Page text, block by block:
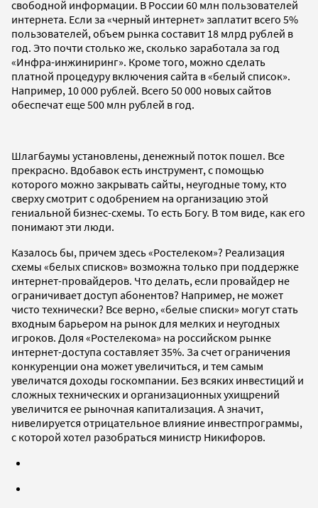
свободной информации. В России 60 млн пользователей
интернета. Если за «черный интернет» заплатит всего 5%
пользователей, объем рынка составит 18 млрд рублей в
год. Это почти столько же, сколько заработала за год
«Инфра-инжиниринг». Кроме того, можно сделать
платной процедуру включения сайта в «белый список».
Например, 10 000 рублей. Всего 50 000 новых сайтов
обеспечат еще 500 млн рублей в год.
Шлагбаумы установлены, денежный поток пошел. Все
прекрасно. Вдобавок есть инструмент, с помощью
которого можно закрывать сайты, неугодные тому, кто
сверху смотрит с одобрением на организацию этой
гениальной бизнес-схемы. То есть Богу. В том виде, как его
понимают эти люди.
Казалось бы, причем здесь «Ростелеком»? Реализация
схемы «белых списков» возможна только при поддержке
интернет-провайдеров. Что делать, если провайдер не
ограничивает доступ абонентов? Например, не может
чисто технически? Все верно, «белые списки» могут стать
входным барьером на рынок для мелких и неугодных
игроков. Доля «Ростелекома» на российском рынке
интернет-доступа составляет 35%. За счет ограничения
конкуренции она может увеличиться, и тем самым
увеличатся доходы госкомпании. Без всяких инвестиций и
сложных технических и организационных ухищрений
увеличится ее рыночная капитализация. А значит,
нивелируется отрицательное влияние инвестпрограммы,
с которой хотел разобраться министр Никифоров.